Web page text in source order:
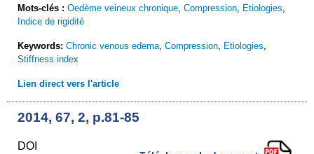
Mots-clés : Oedème veineux chronique Compression Etiologies
Indice de rigidité
Keywords: Chronic venous edema Compression Etiologies
Stiffness index
Lien direct vers l'article
2014, 67, 2, p.81-85
DOI